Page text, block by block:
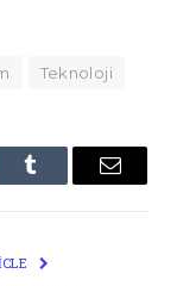
Teknoloji
Tumblr Email